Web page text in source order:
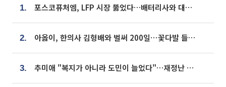
1. 포스코퓨처엠, LFP 시장 뚫었다…배터리사와 대규모 장기 공급 합의
2. 아옳이, 한의사 김형배와 벌써 200일⋯꽃다발 들고 "프러포즈 아냐"
3. 추미애 "복지가 아니라 도민이 늘었다"…재정난 책임론 정면돌파